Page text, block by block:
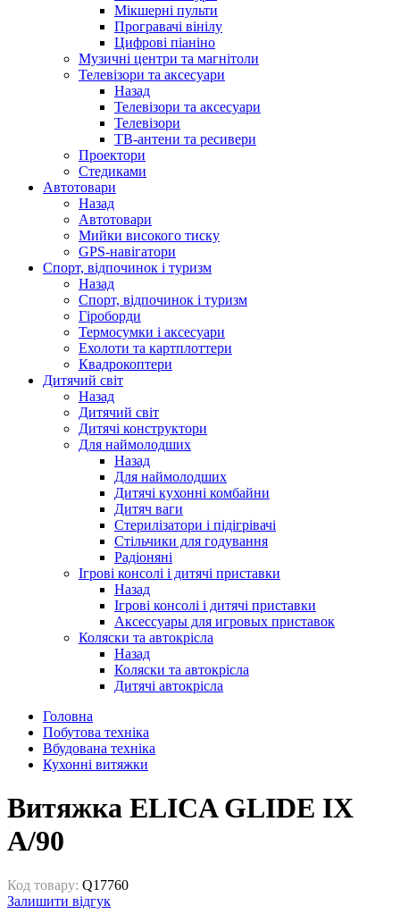
Мікшерні пульти
Програвачі вінілу
Цифрові піаніно
Музичні центри та магнітоли
Телевізори та аксесуари
Назад
Телевізори та аксесуари
Телевізори
ТВ-антени та ресивери
Проектори
Стедиками
Автотовари
Назад
Автотовари
Мийки високого тиску
GPS-навігатори
Спорт, відпочинок і туризм
Назад
Спорт, відпочинок і туризм
Гіроборди
Термосумки і аксесуари
Ехолоти та картплоттери
Квадрокоптери
Дитячий світ
Назад
Дитячий світ
Дитячі конструктори
Для наймолодших
Назад
Для наймолодших
Дитячі кухонні комбайни
Дитяч ваги
Стерилізатори і підігрівачі
Стільчики для годування
Радіоняні
Ігрові консолі і дитячі приставки
Назад
Ігрові консолі і дитячі приставки
Аксессуары для игровых приставок
Коляски та автокрісла
Назад
Коляски та автокрісла
Дитячі автокрісла
Головна
Побутова техніка
Вбудована техніка
Кухонні витяжки
Витяжка ELICA GLIDE IX
A/90
Код товару: Q17760
Залишити відгук